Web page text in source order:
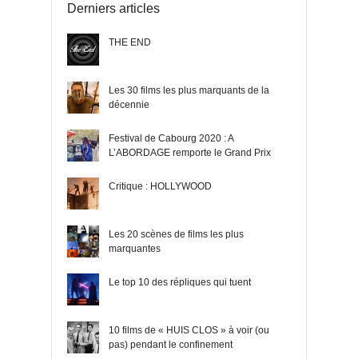
Derniers articles
THE END
Les 30 films les plus marquants de la
décennie
Festival de Cabourg 2020 : A
L’ABORDAGE remporte le Grand Prix
Critique : HOLLYWOOD
Les 20 scènes de films les plus
marquantes
Le top 10 des répliques qui tuent
10 films de « HUIS CLOS » à voir (ou
pas) pendant le confinement